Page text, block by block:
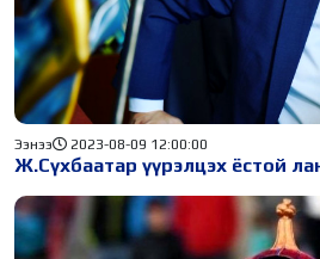
Ж.Сүхбаатар үүрэлцэх ёстой
Ээнээ 2023-08-09 12:00:00